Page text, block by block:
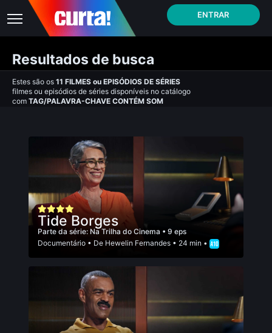
ENTRAR
Resultados de busca
Estes são os 11 FILMES ou EPISÓDIOS DE SÉRIES
filmes ou episódios de séries disponíveis no catálogo
com TAG/PALAVRA-CHAVE CONTÉM SOM
Tide Borges
Parte da série: Na Trilha do Cinema • 9 eps
Documentário • De Hewelin Fernandes • 24 min •